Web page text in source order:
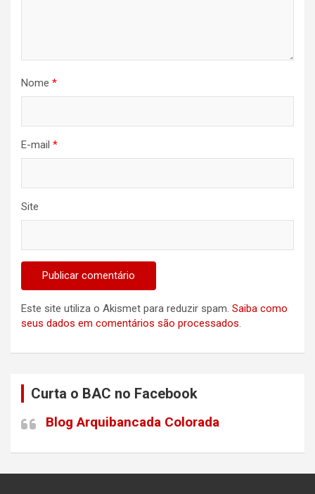
Nome *
E-mail *
Site
Este site utiliza o Akismet para reduzir spam. Saiba como
seus dados em comentários são processados.
Curta o BAC no Facebook
Blog Arquibancada Colorada